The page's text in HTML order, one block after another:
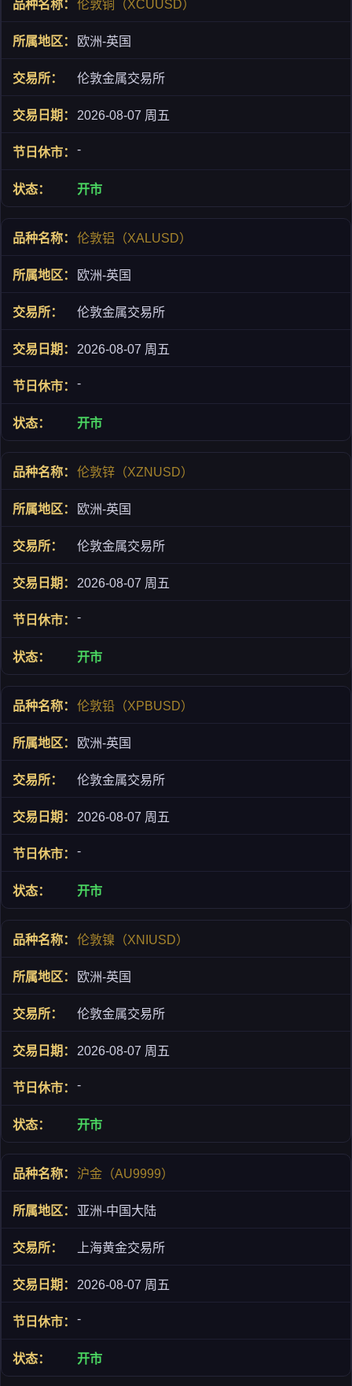
伦敦铜（XCUUSD）
欧洲-英国
伦敦金属交易所
2026-08-07 周五
-
开市
伦敦铝（XALUSD）
欧洲-英国
伦敦金属交易所
2026-08-07 周五
-
开市
伦敦锌（XZNUSD）
欧洲-英国
伦敦金属交易所
2026-08-07 周五
-
开市
伦敦铅（XPBUSD）
欧洲-英国
伦敦金属交易所
2026-08-07 周五
-
开市
伦敦镍（XNIUSD）
欧洲-英国
伦敦金属交易所
2026-08-07 周五
-
开市
沪金（AU9999）
亚洲-中国大陆
上海黄金交易所
2026-08-07 周五
-
开市